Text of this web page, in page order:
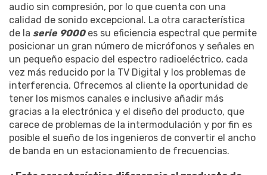
audio sin compresión, por lo que cuenta con una
calidad de sonido excepcional. La otra característica
de la serie 9000es su eficiencia espectral que permite
posicionar un gran número de micrófonos y señales en
un pequeño espacio del espectro radioeléctrico, cada
vez más reducido por la TV Digital y los problemas de
interferencia. Ofrecemos al cliente la oportunidad de
tener los mismos canales e inclusive añadir más
gracias a la electrónica y el diseño del producto, que
carece de problemas de la intermodulación y por fin es
posible el sueño de los ingenieros de convertir el ancho
de banda en un estacionamiento de frecuencias.